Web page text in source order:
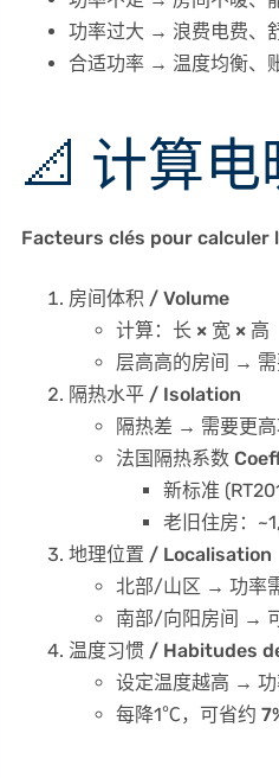
功率过大 → 浪费电费、
合适功率 → 温度均衡、
📐 计算
Facteurs clés pour calculer
房间体积 / Volume
计算： 长 × 宽 × 高
层高高的房间 →
隔热水平 / Isolation
隔热差 → 需要更
法国隔热系数
新标准
老旧住房：
地理位置 / Localisation
北部/山区 → 功率
南部/向阳房间 →
温度习惯 / Habitudes
设定温度越高 → 功
每降1℃，可省约